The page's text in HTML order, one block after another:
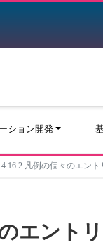
ション開発
4.16.2 凡例の個々のエン
エント